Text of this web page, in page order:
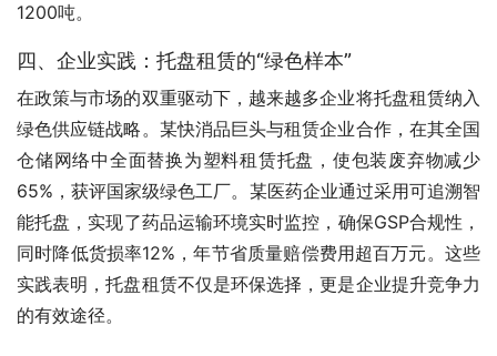
1200吨。
四、企业实践：托盘租赁的“绿色样本”
在政策与市场的双重驱动下，越来越多企业将托盘租赁纳入
绿色供应链战略。某快消品巨头与租赁企业合作，在其全国
仓储网络中全面替换为塑料租赁托盘，使包装废弃物减少
65%，获评国家级绿色工厂。某医药企业通过采用可追溯智
能托盘，实现了药品运输环境实时监控，确保GSP合规性，
同时降低货损率12%，年节省质量赔偿费用超百万元。这些
实践表明，托盘租赁不仅是环保选择，更是企业提升竞争力
的有效途径。